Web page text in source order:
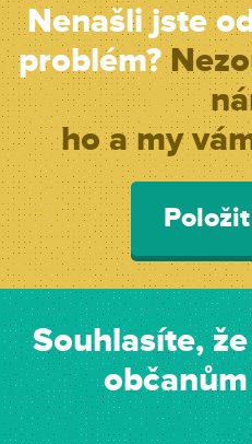
Nenašli jste
problém?
ho a my
Souhlasíte,